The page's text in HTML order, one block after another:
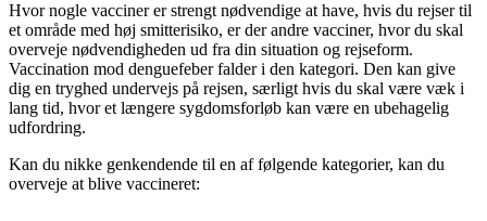
Hvor nogle vacciner er strengt nødvendige at have, hvis du rejser til
et område med høj smitterisiko, er der andre vacciner, hvor du skal
overveje nødvendigheden ud fra din situation og rejseform.
Vaccination mod denguefeber falder i den kategori. Den kan give
dig en tryghed undervejs på rejsen, særligt hvis du skal være væk i
lang tid, hvor et længere sygdomsforløb kan være en ubehagelig
udfordring.
Kan du nikke genkendende til en af følgende kategorier, kan du
overveje at blive vaccineret: